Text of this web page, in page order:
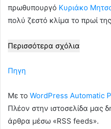
πρωθυπουργό Κυριάκο
πολύ ζεστό κλίμα το πρωί
Περισσότερα σχόλια
Πηγη
Με το WordPress Automatic
Πλέον στην ιστοσελίδα μας
άρθρα μέσω «RSS feeds».